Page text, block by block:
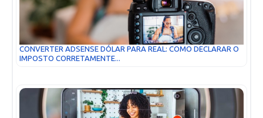
CONVERTER ADSENSE DÓLAR PARA REAL: COMO DECLARAR O
IMPOSTO CORRETAMENTE...